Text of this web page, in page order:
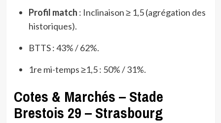
Profil match : Inclinaison ≥ 1,5 (agrégation des
historiques).
BTTS : 43% / 62%.
1re mi-temps ≥1,5 : 50% / 31%.
Cotes & Marchés – Stade
Brestois 29 – Strasbourg